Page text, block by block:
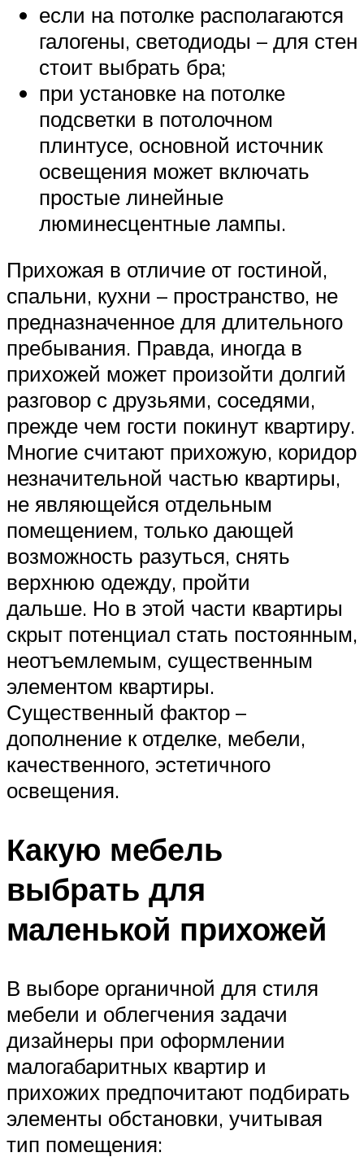
если на потолке располагаются
галогены, светодиоды – для стен
стоит выбрать бра;
при установке на потолке
подсветки в потолочном
плинтусе, основной источник
освещения может включать
простые линейные
люминесцентные лампы.
Прихожая в отличие от гостиной,
спальни, кухни – пространство, не
предназначенное для длительного
пребывания. Правда, иногда в
прихожей может произойти долгий
разговор с друзьями, соседями,
прежде чем гости покинут квартиру.
Многие считают прихожую, коридор
незначительной частью квартиры,
не являющейся отдельным
помещением, только дающей
возможность разуться, снять
верхнюю одежду, пройти
дальше. Но в этой части квартиры
скрыт потенциал стать постоянным,
неотъемлемым, существенным
элементом квартиры.
Существенный фактор –
дополнение к отделке, мебели,
качественного, эстетичного
освещения.
Какую мебель
выбрать для
маленькой прихожей
В выборе органичной для стиля
мебели и облегчения задачи
дизайнеры при оформлении
малогабаритных квартир и
прихожих предпочитают подбирать
элементы обстановки, учитывая
тип помещения: